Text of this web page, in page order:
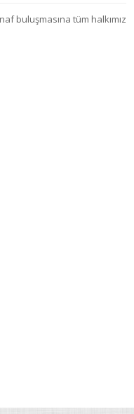
buluşmasına tüm halkımız